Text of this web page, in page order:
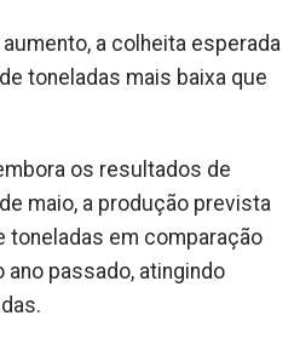
a colheita esperada
toneladas mais baixa que
os resultados de
maio, a produção prevista
toneladas em comparação
passado, atingindo